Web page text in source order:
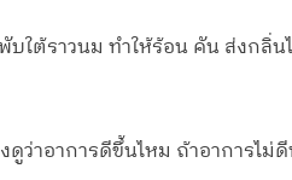
ใต้ราวนม ทำให้ร้อน คัน ส่งกลิ่
ว่าอาการดีขึ้นไหม ถ้าอาการไม่